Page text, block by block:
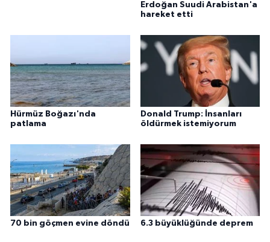
Erdoğan Suudi Arabistan'a
hareket etti
Hürmüz Boğazı'nda
patlama
Donald Trump: İnsanları
öldürmek istemiyorum
70 bin göçmen evine döndü 6.3 büyüklüğünde deprem